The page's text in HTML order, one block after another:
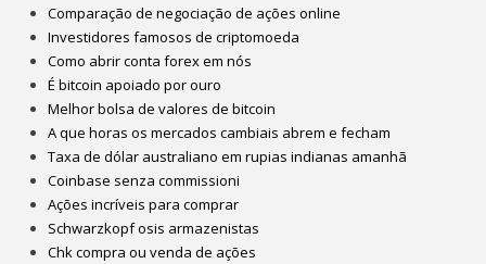
Comparação de negociação de ações online
Investidores famosos de criptomoeda
Como abrir conta forex em nós
É bitcoin apoiado por ouro
Melhor bolsa de valores de bitcoin
A que horas os mercados cambiais abrem e fecham
Taxa de dólar australiano em rupias indianas amanhã
Coinbase senza commissioni
Ações incríveis para comprar
Schwarzkopf osis armazenistas
Chk compra ou venda de ações